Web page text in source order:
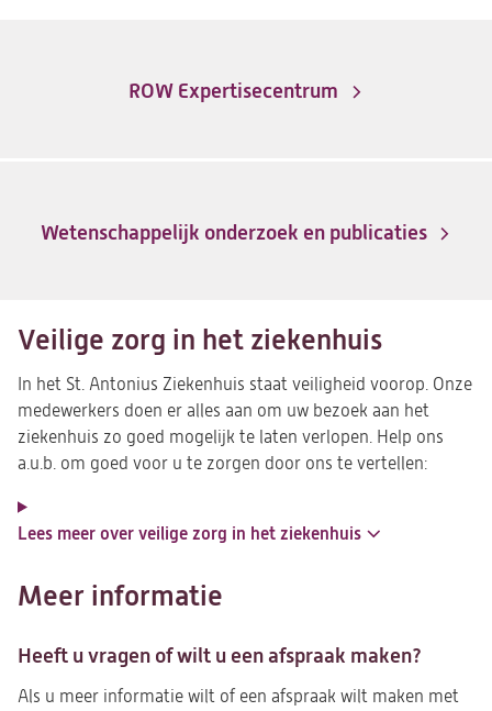
ROW Expertisecentrum
Wetenschappelijk onderzoek en publicaties
Veilige zorg in het ziekenhuis
In het St. Antonius Ziekenhuis staat veiligheid voorop. Onze
medewerkers doen er alles aan om uw bezoek aan het
ziekenhuis zo goed mogelijk te laten verlopen. Help ons
a.u.b. om goed voor u te zorgen door ons te vertellen:
Lees meer over veilige zorg in het ziekenhuis
Meer informatie
Heeft u vragen of wilt u een afspraak maken?
Als u meer informatie wilt of een afspraak wilt maken met